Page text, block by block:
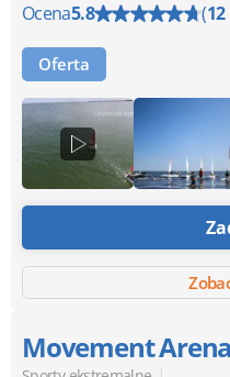
Ocena5.8 (12
Oferta
Movement Arena